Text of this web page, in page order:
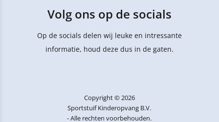
Volg ons op de socials
Op de socials delen wij leuke en intressante
informatie, houd deze dus in de gaten.
Copyright © 2026
Sportstuif Kinderopvang B.V.
- Alle rechten voorbehouden.